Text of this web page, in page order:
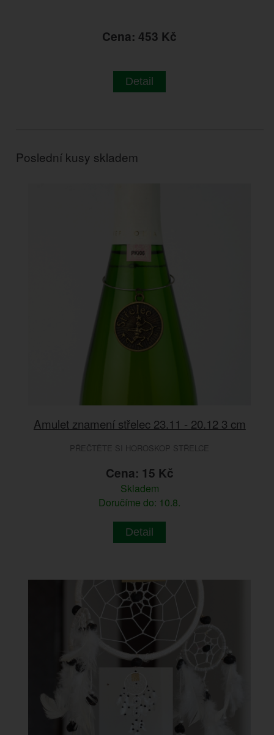
Cena: 453 Kč
Detail
Poslední kusy skladem
Amulet znamení střelec 23.11 - 20.12 3 cm
PŘEČTĚTE SI HOROSKOP STŘELCE
Cena: 15 Kč
Skladem
Doručíme do: 10.8.
Detail